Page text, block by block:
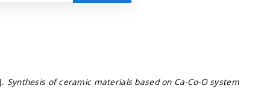
Synthesis of ceramic materials based on Ca-Co-O system